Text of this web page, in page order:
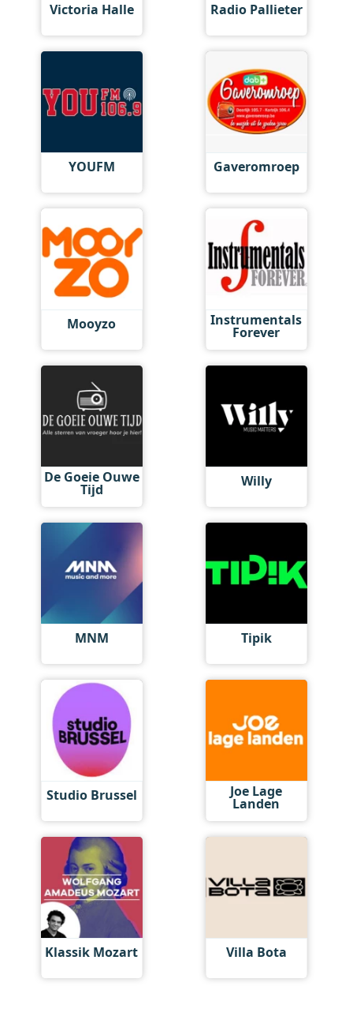
Victoria Halle Radio Pallieter
YOUFM Gaveromroep
Mooyzo Instrumentals
Forever
De Goeie Ouwe
Tijd Willy
MNM Tipik
Studio Brussel Joe Lage
Landen
Klassik Mozart Villa Bota